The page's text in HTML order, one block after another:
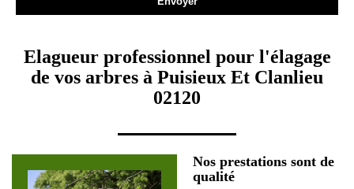
Elagueur professionnel pour l'élagage
de vos arbres à Puisieux Et Clanlieu
02120
Nos prestations sont de
qualité